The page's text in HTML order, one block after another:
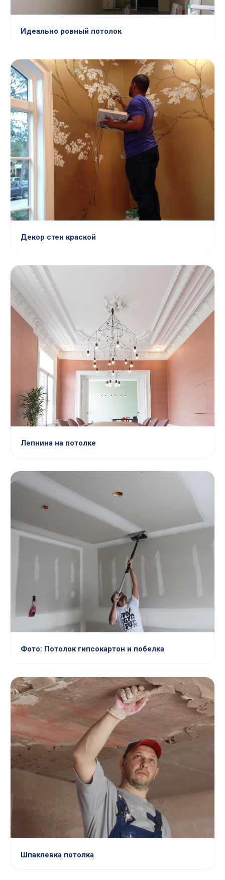
Идеально ровный потолок
Декор стен краской
Лепнина на потолке
Фото: Потолок гипсокартон и побелка
Шпаклевка потолка